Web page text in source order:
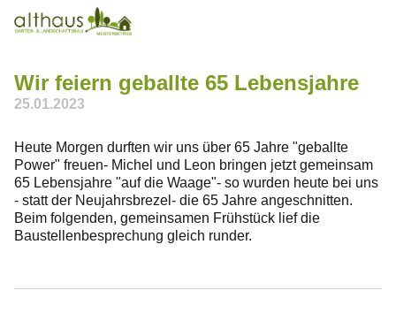
Leistungen
Bauhof
Jobs
Wir feiern geballte 65 Lebensjahre
25.01.2023
Heute Morgen durften wir uns über 65 Jahre "geballte
Power" freuen- Michel und Leon bringen jetzt gemeinsam
65 Lebensjahre "auf die Waage"- so wurden heute bei uns
- statt der Neujahrsbrezel- die 65 Jahre angeschnitten.
Beim folgenden, gemeinsamen Frühstück lief die
Baustellenbesprechung gleich runder.